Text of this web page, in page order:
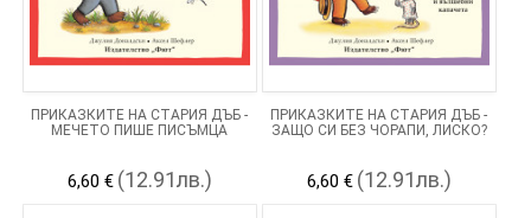
ПРИКАЗКИТЕ НА СТАРИЯ ДЪБ -
МЕЧЕТО ПИШЕ ПИСЪМЦА
6,60 € (12.91лв.)
ПРИКАЗКИТЕ НА СТАРИЯ ДЪБ -
ЗАЩО СИ БЕЗ ЧОРАПИ, ЛИСКО?
6,60 € (12.91лв.)